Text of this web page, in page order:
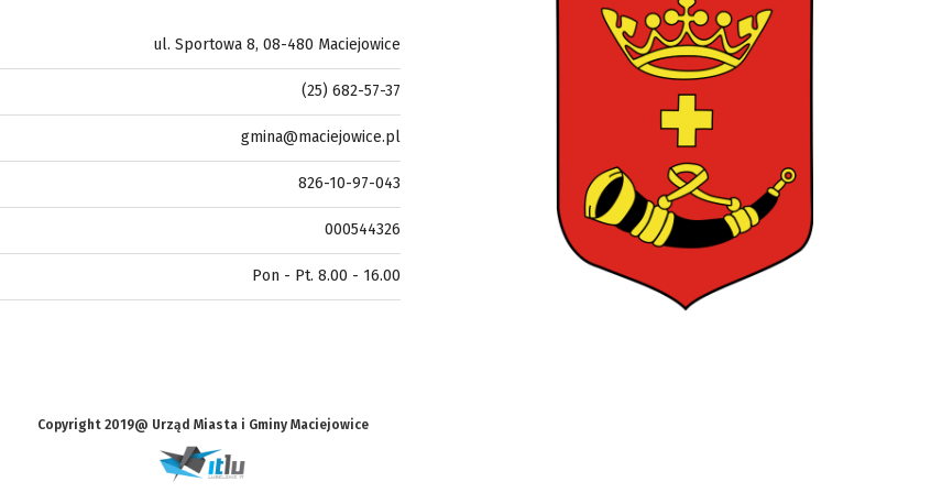
ul. Sportowa 8, 08-480 Maciejowice
(25) 682-57-37
gmina@maciejowice.pl
826-10-97-043
000544326
Pon - Pt. 8.00 - 16.00
Copyright 2019@ Urząd Miasta i Gminy Maciejowice